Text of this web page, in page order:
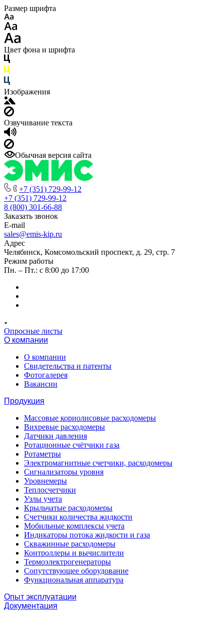
Размер шрифта
Цвет фона и шрифта
Изображения
Озвучивание текста
Обычная версия сайта
+7 (351) 729-99-12
+7 (351) 729-99-12
8 (800) 301-66-88
Заказать звонок
E-mail
sales@emis-kip.ru
Адрес
Челябинск, Комсомольский проспект, д. 29, стр. 7
Режим работы
Пн. – Пт.: с 8:00 до 17:00
Опросные листы
О компании
О компании
Свидетельства и патенты
Фотогалерея
Вакансии
Продукция
Массовые кориолисовые расходомеры
Вихревые расходомеры
Датчики давления
Ротационные счётчики газа
Ротаметры
Электромагнитные счетчики, расходомеры
Сигнализаторы уровня
Уровнемеры
Теплосчетчики
Узлы учета
Крыльчатые расходомеры
Счетчики количества жидкости
Мобильные комплексы учета
Индикаторы потока жидкости и газа
Скважинные расходомеры
Контроллеры и вычислители
Термоэлектрогенераторы
Сопутствующее оборудование
Функциональная аппаратура
Опыт эксплуатации
Документация